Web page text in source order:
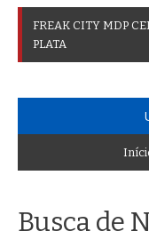
FREAK CITY MDP CE
PLATA
Busca de